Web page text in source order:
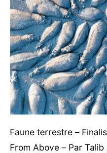
Faune terrestre –
From Above – Par Talib